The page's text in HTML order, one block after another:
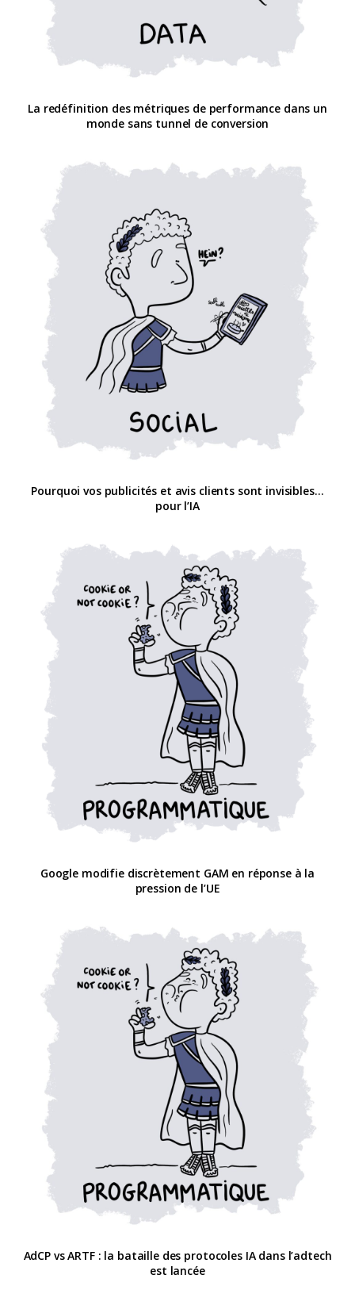
La redéfinition des métriques de performance dans un
monde sans tunnel de conversion
Pourquoi vos publicités et avis clients sont invisibles…
pour l’IA
Google modifie discrètement GAM en réponse à la
pression de l’UE
AdCP vs ARTF : la bataille des protocoles IA dans l’adtech
est lancée